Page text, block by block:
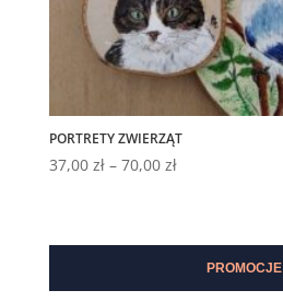
PORTRETY ZWIERZĄT
37,00 zł – 70,00 złZakres
70,00 zł
PROMOCJE